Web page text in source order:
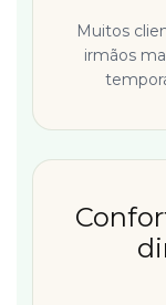
Muitos
irmãos